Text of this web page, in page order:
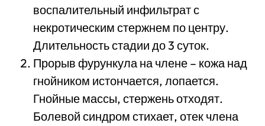
воспалительный инфильтрат с
некротическим стержнем по центру.
Длительность стадии до 3 суток.
Прорыв фурункула на члене – кожа над
гнойником истончается, лопается.
Гнойные массы, стержень отходят.
Болевой синдром стихает, отек члена